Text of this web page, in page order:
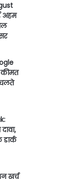
अहम
कीमत
खर्च